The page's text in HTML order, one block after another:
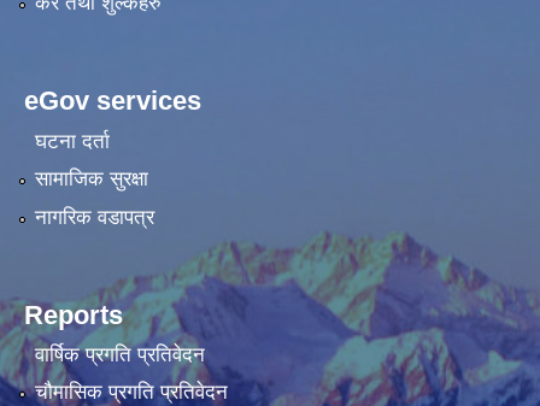
eGov services
घटना दर्ता
सामाजिक सुरक्षा
नागरिक वडापत्र
Reports
वार्षिक प्रगति प्रतिवेदन
चौमासिक प्रगति प्रतिवेदन